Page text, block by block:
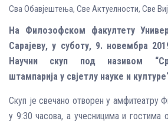
Сва Обавјештења, Све Aктуелности, Све
На Филозофском факултету
Сарајеву, у суботу, 9. новембра
Научни скуп под називом
штампарија у свјетлу науке и
Скуп је свечано отворен у амфитеатру
у 9:30 часова, а учесницима и гостима